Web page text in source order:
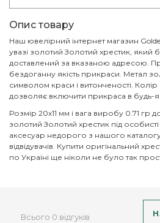
Опис товару
Наш ювелірний інтернет магазин
увазі золотий Золотий хрестик, який
доставлений за вказаною адресою.
бездоганну якість прикраси. Метал
символом краси і витонченості.
дозволяє включити прикраса в будь-
Розмір 20х11 мм і вага виробу 0.71 гр
золотий Золотий хрестик під
аксесуар недорого з нашого
відвідувачів. Купити оригінальний
по Україні ще ніколи не було так
Всього 0 відгуків